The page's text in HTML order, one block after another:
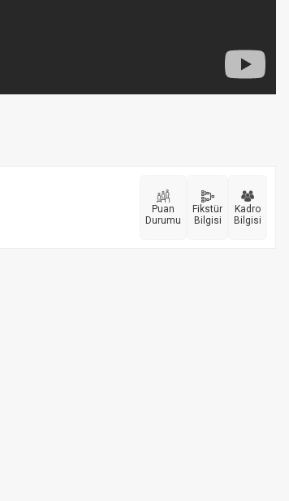
Puan
Durumu
Fikstür
Bilgisi
Kadro
Bilgisi